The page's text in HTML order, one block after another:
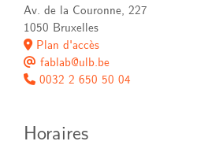
Av. de la Couronne, 227
1050 Bruxelles
Plan d'accès
fablab@ulb.be
0032 2 650 50 04
Horaires